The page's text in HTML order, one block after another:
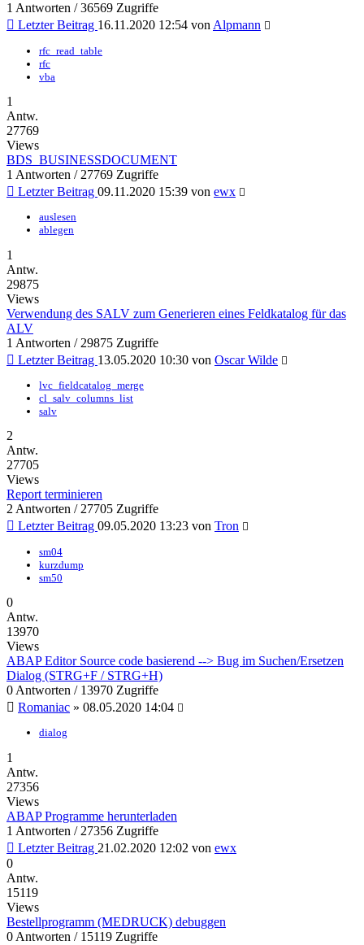
1 Antworten / 36569 Zugriffe
Letzter Beitrag 16.11.2020 12:54 vonAlpmann
rfc_read_table
rfc
vba
1
Antw.
27769
Views
BDS_BUSINESSDOCUMENT
1 Antworten / 27769 Zugriffe
Letzter Beitrag 09.11.2020 15:39 von ewx
auslesen
ablegen
1
Antw.
29875
Views
Verwendung des SALV zum Generieren eines Feldkatalog für das
ALV
1 Antworten / 29875 Zugriffe
Letzter Beitrag 13.05.2020 10:30 von Oscar Wilde
lvc_fieldcatalog_merge
cl_salv_columns_list
salv
2
Antw.
27705
Views
Report terminieren
2 Antworten / 27705 Zugriffe
Letzter Beitrag 09.05.2020 13:23 von Tron
sm04
kurzdump
sm50
0
Antw.
13970
Views
ABAP Editor Source code basierend --> Bug im Suchen/Ersetzen
Dialog (STRG+F / STRG+H)
0 Antworten / 13970 Zugriffe
Romaniac » 08.05.2020 14:04
dialog
1
Antw.
27356
Views
ABAP Programme herunterladen
1 Antworten / 27356 Zugriffe
Letzter Beitrag 21.02.2020 12:02 von ewx
0
Antw.
15119
Views
Bestellprogramm (MEDRUCK) debuggen
0 Antworten / 15119 Zugriffe